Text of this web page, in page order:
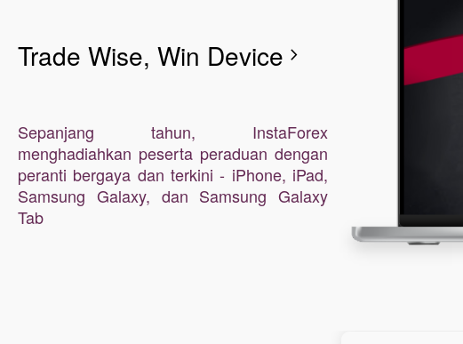
Trade Wise, Win Device chevron_right
Sepanjang tahun, InstaForex
menghadiahkan peserta peraduan dengan
peranti bergaya dan terkini - iPhone, iPad,
Samsung Galaxy, dan Samsung Galaxy
Tab
Demo